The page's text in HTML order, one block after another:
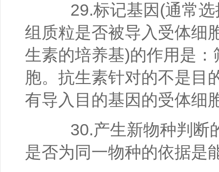
29.标记基因(通常选
组质粒是否被导入受体细
生素的培养基)的作用是
胞。抗生素针对的不是目
有导入目的基因的受体细
30.产生新物种判断
是否为同一物种的依据是